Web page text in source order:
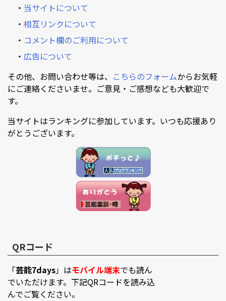
・ 当サイトについて
・ 相互リンクについて
・ コメント欄のご利用について
・ 広告について
その他、お問い合わせ等は、 こちらのフォームからお気軽
にご連絡くださいませ。ご意見・ご感想なども大歓迎で
す。
当サイトはランキングに参加しています。いつも応援あり
がとうございます。
QRコード
「芸能7days」はモバイル端末でも読ん
でいただけます。下記QRコードを読み込
んでご覧ください。